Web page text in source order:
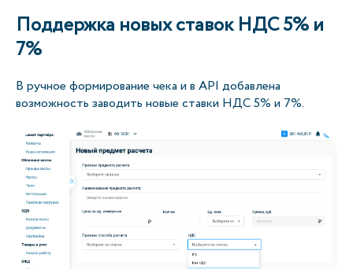
Поддержка новых ставок НДС 5% и
7%
В ручное формирование чека и в API добавлена
возможность заводить новые ставки НДС 5% и 7%.